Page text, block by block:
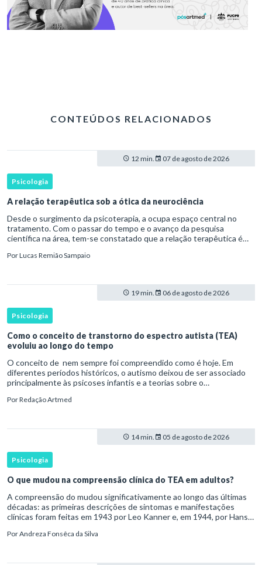
CONTEÚDOS RELACIONADOS
12 min. 07 de agosto de 2026
Psicologia
A relação terapêutica sob a ótica da neurociência
Desde o surgimento da psicoterapia, a ocupa espaço central no
tratamento. Com o passar do tempo e o avanço da pesquisa
científica na área, tem-se constatado que a relação terapêutica é
PorLucas Remião Sampaio
19 min. 06 de agosto de 2026
Psicologia
Como o conceito de transtorno do espectro autista (TEA)
evoluiu ao longo do tempo
O conceito de nem sempre foi compreendido como é hoje. Em
diferentes períodos históricos, o autismo deixou de ser associado
principalmente às psicoses infantis e a teorias sobre o
transtorno do des
PorRedação Artmed
14 min. 05 de agosto de 2026
Psicologia
O que mudou na compreensão clínica do TEA em adultos?
A compreensão do mudou significativamente ao longo das últimas
décadas: as primeiras descrições de sintomas e manifestações
clínicas foram feitas em 1943 por Leo Kanner e, em 1944, por Hans
PorAndreza Fonsêca da Silva